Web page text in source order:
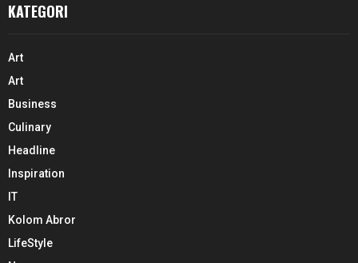
KATEGORI
Art
Art
Business
Culinary
Headline
Inspiration
IT
Kolom Abror
LifeStyle